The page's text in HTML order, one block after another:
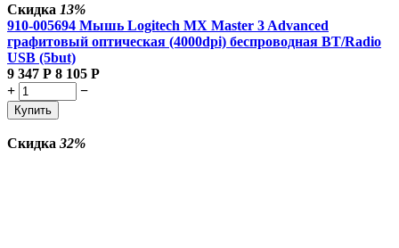
Скидка 13%
910-005694 Мышь Logitech MX Master 3 Advanced
графитовый оптическая (4000dpi) беспроводная BT/Radio
USB (5but)
9 347 Р 8 105 Р
+
−
Купить
Скидка 32%